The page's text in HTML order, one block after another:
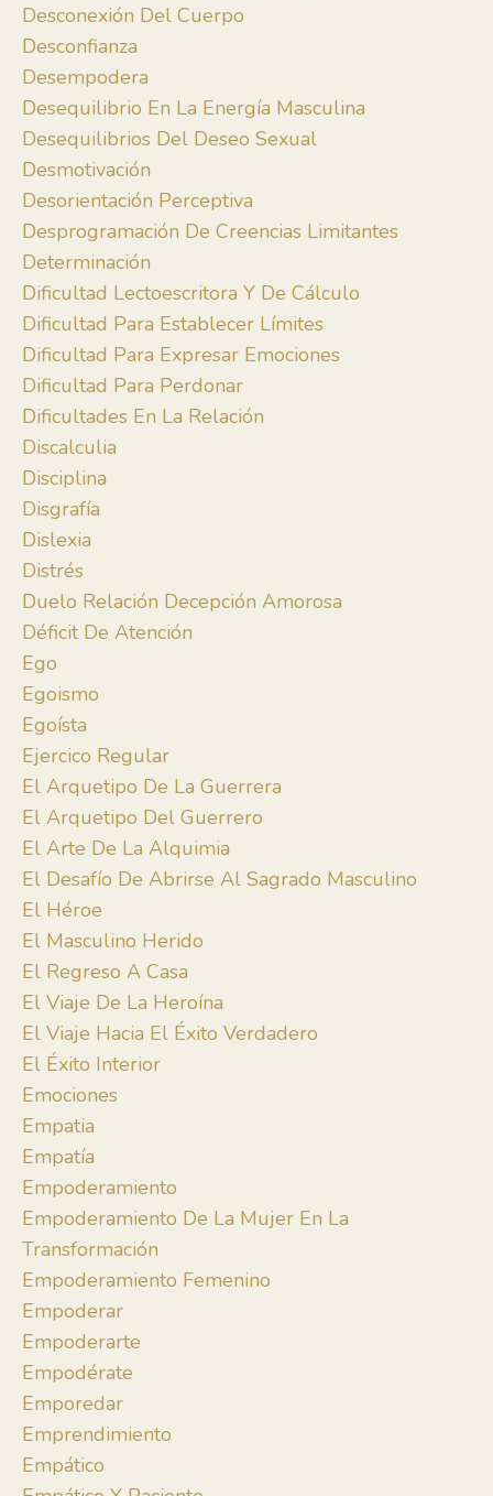
Desconexión Del Cuerpo
Desconfianza
Desempodera
Desequilibrio En La Energía Masculina
Desequilibrios Del Deseo Sexual
Desmotivación
Desorientación Perceptiva
Desprogramación De Creencias Limitantes
Determinación
Dificultad Lectoescritora Y De Cálculo
Dificultad Para Establecer Límites
Dificultad Para Expresar Emociones
Dificultad Para Perdonar
Dificultades En La Relación
Discalculia
Disciplina
Disgrafía
Dislexia
Distrés
Duelo Relación Decepción Amorosa
Déficit De Atención
Ego
Egoismo
Egoísta
Ejercico Regular
El Arquetipo De La Guerrera
El Arquetipo Del Guerrero
El Arte De La Alquimia
El Desafío De Abrirse Al Sagrado Masculino
El Héroe
El Masculino Herido
El Regreso A Casa
El Viaje De La Heroína
El Viaje Hacia El Éxito Verdadero
El Éxito Interior
Emociones
Empatia
Empatía
Empoderamiento
Empoderamiento De La Mujer En La
Transformación
Empoderamiento Femenino
Empoderar
Empoderarte
Empodérate
Emporedar
Emprendimiento
Empático